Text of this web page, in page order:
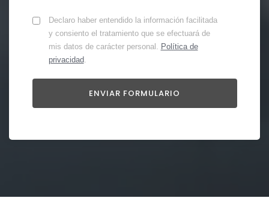
Declaro haber entendido la información facilitada
y consiento el tratamiento que se efectuará de
mis datos de carácter personal. Política de
privacidad.